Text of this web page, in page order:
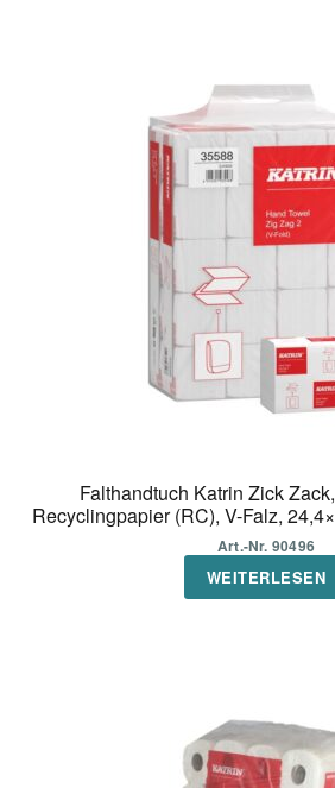
Falthandtuch Katrin Zick
Recyclingpapier (RC), V-Falz,
Art.-Nr. 90496
WEITERLESEN